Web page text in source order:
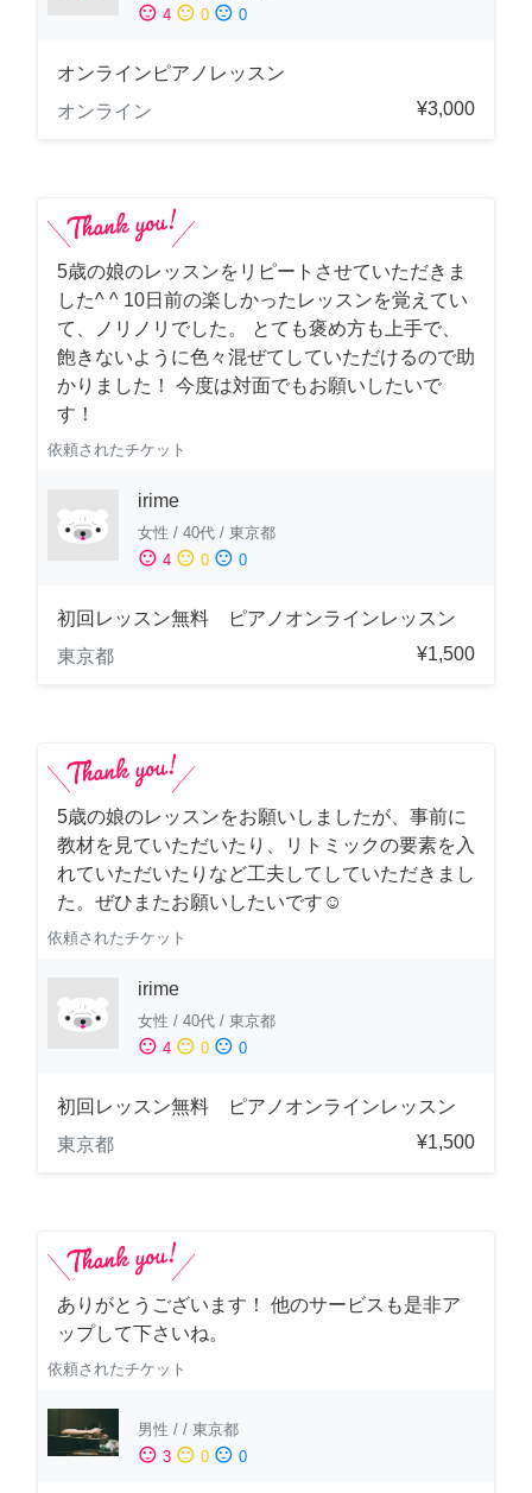
sentiment_satisfied 4 sentiment_neutral 0 sentiment_dissatisfied 0
オンラインピアノレッスン
オンライン
¥3,000
5歳の娘のレッスンをリピートさせていただきま
した^ ^ 10日前の楽しかったレッスンを覚えてい
て、ノリノリでした。 とても褒め方も上手で、
飽きないように色々混ぜてしていただけるので助
かりました！ 今度は対面でもお願いしたいで
す！
依頼されたチケット
irime
女性 / 40代 / 東京都
sentiment_satisfied 4 sentiment_neutral 0 sentiment_dissatisfied 0
初回レッスン無料 ピアノオンラインレッスン
東京都
¥1,500
5歳の娘のレッスンをお願いしましたが、事前に
教材を見ていただいたり、リトミックの要素を入
れていただいたりなど工夫してしていただきまし
た。ぜひまたお願いしたいです☺️
依頼されたチケット
irime
女性 / 40代 / 東京都
sentiment_satisfied 4 sentiment_neutral 0 sentiment_dissatisfied 0
初回レッスン無料 ピアノオンラインレッスン
東京都
¥1,500
ありがとうございます！ 他のサービスも是非ア
ップして下さいね。
依頼されたチケット
男性 / / 東京都
sentiment_satisfied 3 sentiment_neutral 0 sentiment_dissatisfied 0